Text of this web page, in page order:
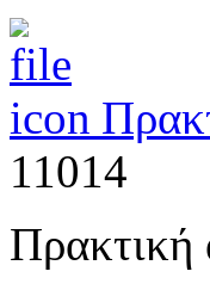
11014
Πρακτική